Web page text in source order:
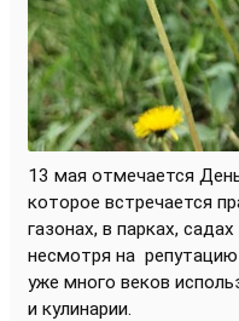
13 мая отмечается
которое встречается
газонах, в парках,
несмотря на
уже много веков
и кулинарии.